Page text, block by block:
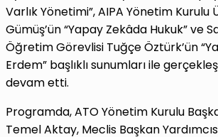
Varlık Yönetimi”, AIPA Yönetim Kurulu
Gümüş’ün “Yapay Zekâda Hukuk” ve
Öğretim Görevlisi Tuğçe Öztürk’ün
Erdem” başlıklı sunumları ile
devam etti.
Programda, ATO Yönetim Kurulu
Temel Aktay, Meclis Başkan